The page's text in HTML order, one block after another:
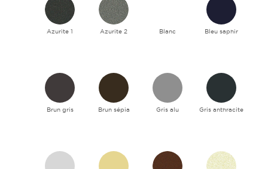
Azurite 1 Azurite 2 Blanc Bleu saphir
Brun gris Brun sépia Gris alu Gris anthracite